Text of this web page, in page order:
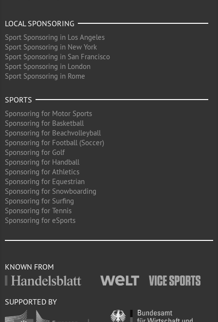
LOCAL SPONSORING
Sport Sponsoring in Los Angeles
Sport Sponsoring in New York
Sport Sponsoring in San Francisco
Sport Sponsoring in London
Sport Sponsoring in Rome
SPORTS
Sponsoring for Motor Sports
Sponsoring for Basketball
Sponsoring for Beachvolleyball
Sponsoring for Football (Soccer)
Sponsoring for Golf
Sponsoring for Handball
Sponsoring for Athletics
Sponsoring for Equestrian
Sponsoring for Snowboarding
Sponsoring for Surfing
Sponsoring for Tennis
Sponsoring for eSports
KNOWN FROM
SUPPORTED BY